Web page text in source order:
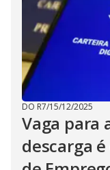
DO R7/15/12/2025
Vaga para
descarga